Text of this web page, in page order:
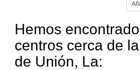
Hemos
centros cerca de
de Unión, La: